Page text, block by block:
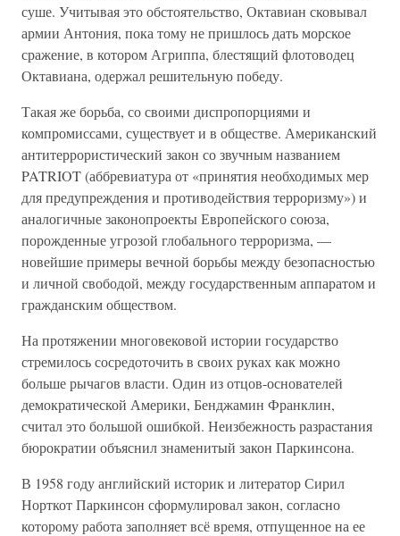
суше. Учитывая это обстоятельство, Октавиан сковывал
армии Антония, пока тому не пришлось дать морское
сражение, в котором Агриппа, блестящий флотоводец
Октавиана, одержал решительную победу.
Такая же борьба, со своими диспропорциями и
компромиссами, существует и в обществе. Американский
антитеррористический закон со звучным названием
PATRIOT (аббревиатура от «принятия необходимых мер
для предупреждения и противодействия терроризму») и
аналогичные законопроекты Европейского союза,
порожденные угрозой глобального терроризма, —
новейшие примеры вечной борьбы между безопасностью
и личной свободой, между государственным аппаратом и
гражданским обществом.
На протяжении многовековой истории государство
стремилось сосредоточить в своих руках как можно
больше рычагов власти. Один из отцов-основателей
демократической Америки, Бенджамин Франклин,
считал это большой ошибкой. Неизбежность разрастания
бюрократии объяснил знаменитый закон Паркинсона.
В 1958 году английский историк и литератор Сирил
Норткот Паркинсон сформулировал закон, согласно
которому работа заполняет всё время, отпущенное на ее